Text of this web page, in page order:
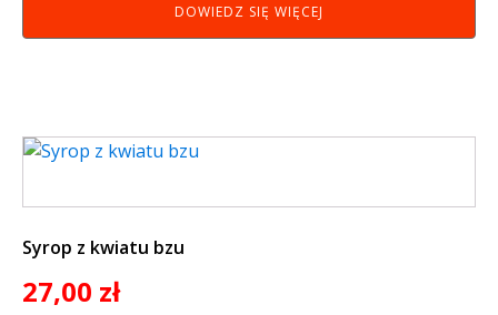
DOWIEDZ SIĘ WIĘCEJ
Syrop z kwiatu bzu
27,00 zł